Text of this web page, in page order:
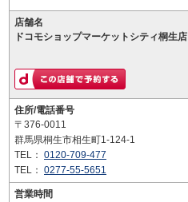
店舗名
ドコモショップマーケットシティ桐生店
住所/電話番号
〒376-0011
群馬県桐生市相生町1-124-1
TEL： 0120-709-477
TEL： 0277-55-5651
営業時間